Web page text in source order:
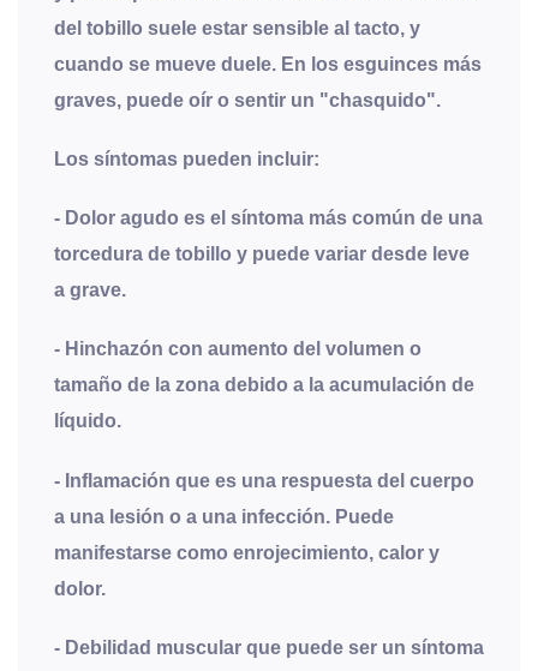
del tobillo suele estar sensible al tacto, y
cuando se mueve duele. En los esguinces más
graves, puede oír o sentir un "chasquido".
Los síntomas pueden incluir:
- Dolor agudo es el síntoma más común de una
torcedura de tobillo y puede variar desde leve
a grave.
- Hinchazón con aumento del volumen o
tamaño de la zona debido a la acumulación de
líquido.
- Inflamación que es una respuesta del cuerpo
a una lesión o a una infección. Puede
manifestarse como enrojecimiento, calor y
dolor.
- Debilidad muscular que puede ser un síntoma